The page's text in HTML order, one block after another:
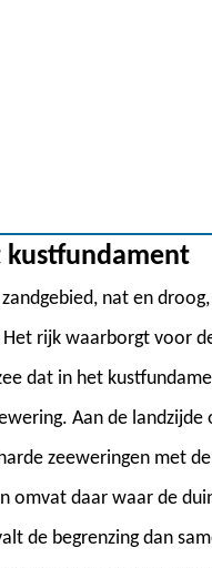
kustfundament
nat en
rijk waarborgt voor
dat in het
Aan de
zeeweringen met
omvat daar waar de
de begrenzing dan